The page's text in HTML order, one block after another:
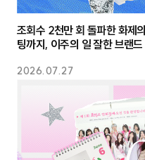
2026.07.27
조회수 2천만 회 돌파한 화제
팅까지, 이주의 일 잘한 브랜드